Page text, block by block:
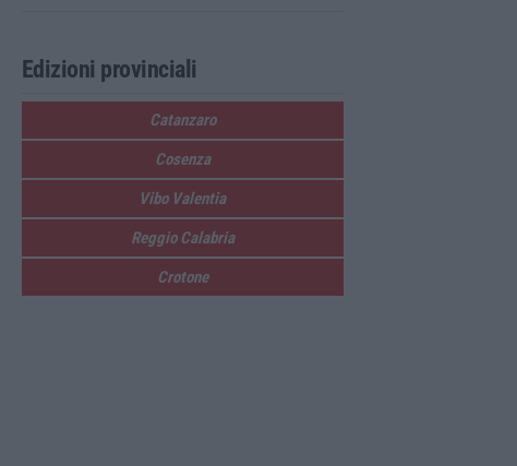
Edizioni provinciali
Catanzaro
Cosenza
Vibo Valentia
Reggio Calabria
Crotone